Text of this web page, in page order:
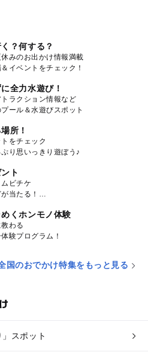
？何する？
みのお出かけ情報満載
イベントをチェック！
全力水遊び！
ラクション情報など
ール＆水遊びスポット
所！
をチェック
り思いっきり遊ぼう♪
ト
ビチケ
当たる！
くホンモノ体験
わる
験プログラム！
国のおでかけ特集をもっと見る
スポット